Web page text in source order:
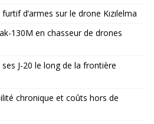
d’armes sur le drone Kızılelma
130M en chasseur de drones
J-20 le long de la frontière
chronique et coûts hors de